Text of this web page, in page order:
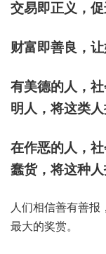
交易即正义，促
财富即善良，让
有美德的人，
明人，将这类人
在作恶的人，
蠢货，将这种人
人们相信善有善报
最大的奖赏。